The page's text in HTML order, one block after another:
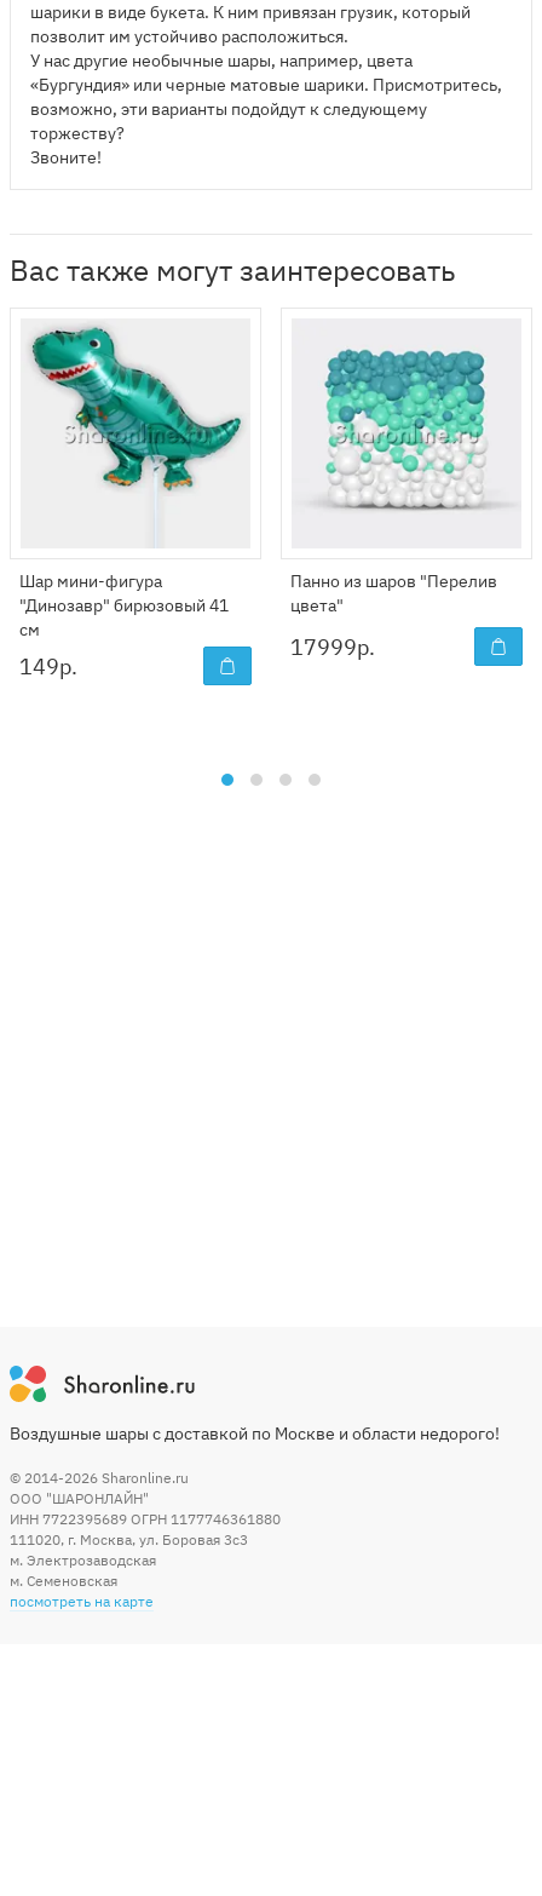
шарики в виде букета. К ним привязан грузик, который
позволит им устойчиво расположиться.
У нас другие необычные шары, например, цвета
«Бургундия» или черные матовые шарики. Присмотритесь,
возможно, эти варианты подойдут к следующему
торжеству?
Звоните!
Вас также могут заинтересовать
Шар мини-фигура
"Динозавр" бирюзовый 41
см
149р.
Панно из шаров "Перелив
цвета"
17999р.
Воздушные шары с доставкой по Москве и области недорого!
© 2014-2026 Sharonline.ru
ООО "ШАРОНЛАЙН"
ИНН 7722395689 ОГРН 1177746361880
111020, г. Москва, ул. Боровая 3c3
м. Электрозаводская
м. Семеновская
посмотреть на карте